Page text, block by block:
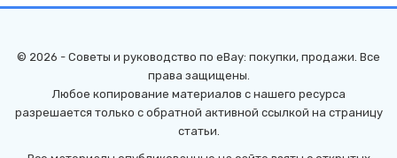
© 2026 - Советы и руководство по eBay: покупки, продажи. Все
права защищены.
Любое копирование материалов с нашего ресурса
разрешается только с обратной активной ссылкой на страницу
статьи.